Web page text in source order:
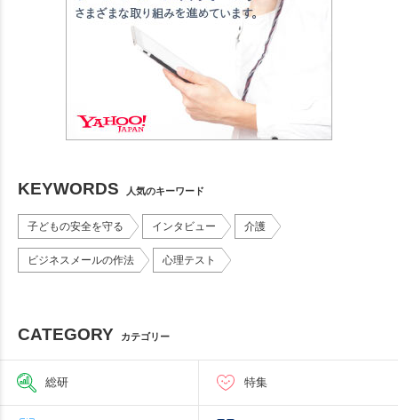
KEYWORDS 人気のキーワード
子どもの安全を守る インタビュー 介護
ビジネスメールの作法 心理テスト
CATEGORY カテゴリー
総研 特集